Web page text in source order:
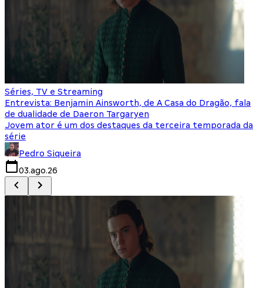
Séries, TV e Streaming
Entrevista: Benjamin Ainsworth, de A Casa do Dragão, fala
de dualidade de Daeron Targaryen
Jovem ator é um dos destaques da terceira temporada da
série
Pedro Siqueira
03.ago.26